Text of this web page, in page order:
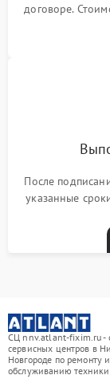
договоре.
После
указанные
СЦ nnv.atlant-fixim.ru -
сервисных центров в
Новгороде по ремонту и
обслуживанию